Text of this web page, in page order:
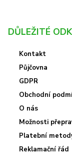
DŮLEŽITÉ
Kontakt
Půjčovna
GDPR
Obchodní
O nás
Možnosti
Platební
Reklamační řád